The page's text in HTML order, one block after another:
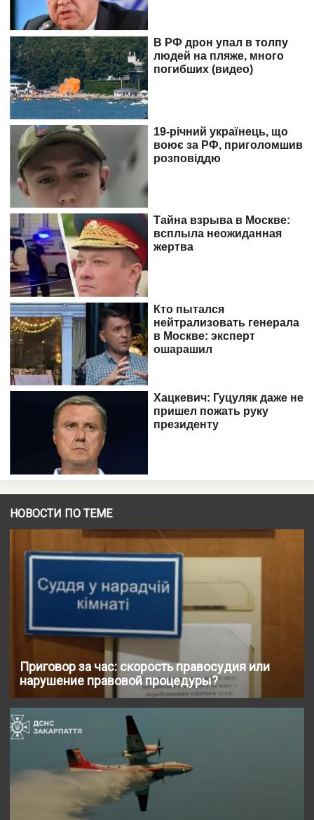
НОВОСТИ ПО ТЕМЕ
Приговор за час: скорость правосудия или
нарушение правовой процедуры?